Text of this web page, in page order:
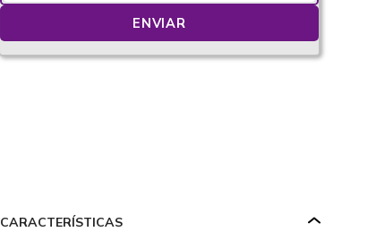
ENVIAR
CARACTERÍSTICAS